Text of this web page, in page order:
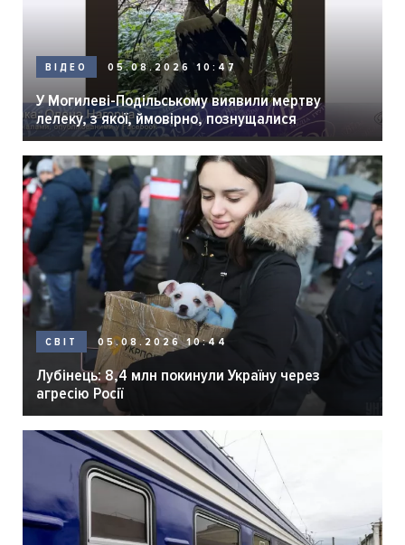
ВІДЕО 05.08.2026 10:47
У Могилеві-Подільському виявили мертву
лелеку, з якої, ймовірно, познущалися
СВІТ 05.08.2026 10:44
Лубінець: 8,4 млн покинули Україну через
агресію Росії